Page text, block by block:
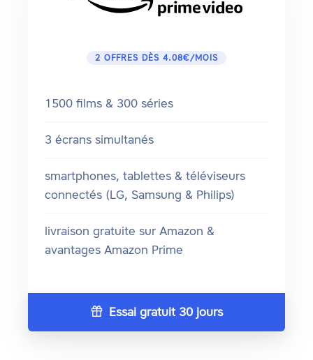
2 OFFRES DÈS 4.08€/MOIS
1500 films & 300 séries
3 écrans simultanés
smartphones, tablettes & téléviseurs
connectés (LG, Samsung & Philips)
livraison gratuite sur Amazon &
avantages Amazon Prime
Essai gratuit 30 jours